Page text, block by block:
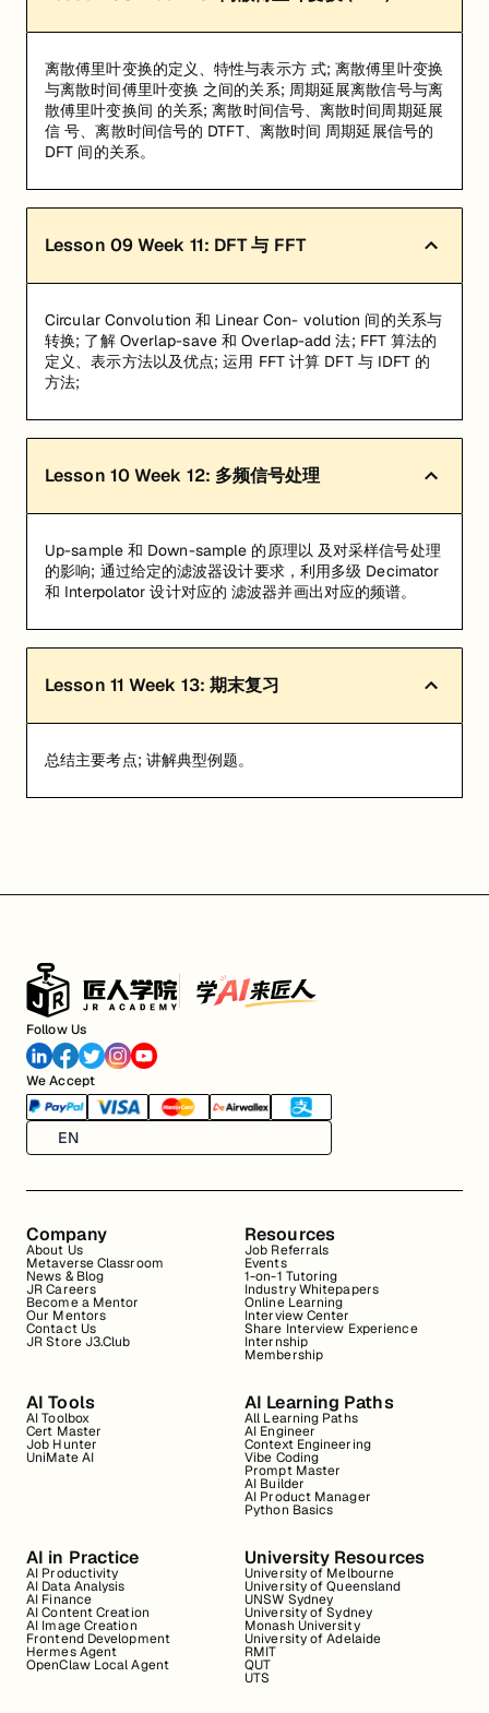
离散傅里叶变换的定义、特性与表示方 式; 离散傅里叶变换
与离散时间傅里叶变换 之间的关系; 周期延展离散信号与离
散傅里叶变换间 的关系; 离散时间信号、离散时间周期延展
信 号、离散时间信号的 DTFT、离散时间 周期延展信号的
DFT 间的关系。
Lesson 09Week 11: DFT 与 FFT
Circular Convolution 和 Linear Con- volution 间的关系与
转换; 了解 Overlap-save 和 Overlap-add 法; FFT 算法的
定义、表示方法以及优点; 运用 FFT 计算 DFT 与 IDFT 的
方法;
Lesson 10Week 12: 多频信号处理
Up-sample 和 Down-sample 的原理以 及对采样信号处理
的影响; 通过给定的滤波器设计要求，利用多级 Decimator
和 Interpolator 设计对应的 滤波器并画出对应的频谱。
Lesson 11 Week 13: 期末复习
总结主要考点; 讲解典型例题。
Follow Us
We Accept
EN
Company
About Us
Metaverse Classroom
News & Blog
JR Careers
Become a Mentor
Our Mentors
Contact Us
JR Store J3.Club
Resources
Job Referrals
Events
1-on-1 Tutoring
Industry Whitepapers
Online Learning
Interview Center
Share Interview Experience
Internship
Membership
AI Tools
AI Toolbox
Cert Master
Job Hunter
UniMate AI
AI Learning Paths
All Learning Paths
AI Engineer
Context Engineering
Vibe Coding
Prompt Master
AI Builder
AI Product Manager
Python Basics
AI in Practice
AI Productivity
AI Data Analysis
AI Finance
AI Content Creation
AI Image Creation
Frontend Development
Hermes Agent
OpenClaw Local Agent
University Resources
University of Melbourne
University of Queensland
UNSW Sydney
University of Sydney
Monash University
University of Adelaide
RMIT
QUT
UTS